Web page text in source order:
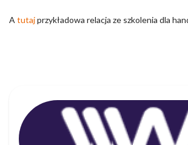
A tutajprzykładowa relacja ze szkolenia dla